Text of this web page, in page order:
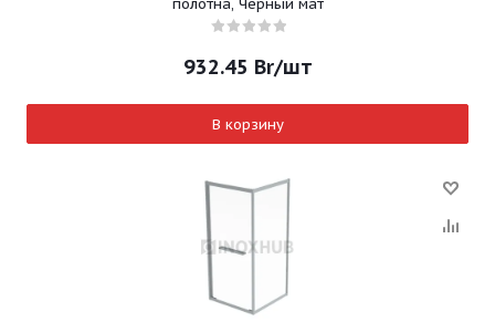
полотна, Черный мат
932.45 Br/шт
В корзину